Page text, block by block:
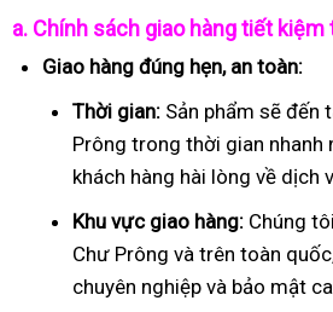
a. Chính sách giao hàng tiết kiệm
Giao hàng đúng hẹn, an toàn:
Thời gian: Sản phẩm sẽ đến
Prông trong thời gian nhanh
khách hàng hài lòng về dịch
Khu vực giao hàng: Chúng
Chư Prông và trên toàn
chuyên nghiệp và bảo mật